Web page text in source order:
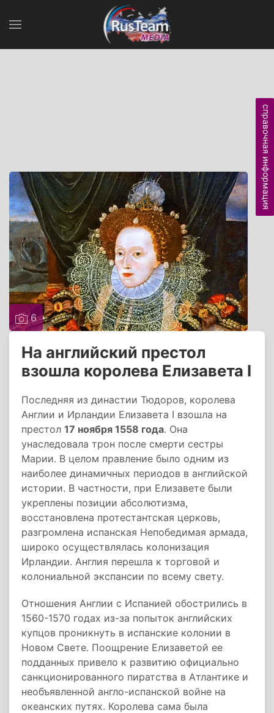
6
На английский престол
взошла королева Елизавета I
Последняя из династии Тюдоров, королева
Англии и Ирландии Елизавета I взошла на
престол 17 ноября 1558 года. Она
унаследовала трон после смерти сестры
Марии. В целом правление было одним из
наиболее динамичных периодов в английской
истории. В частности, при Елизавете были
укреплены позиции абсолютизма,
восстановлена протестантская церковь,
разгромлена испанская Непобедимая армада,
широко осуществлялась колонизация
Ирландии. Англия перешла к торговой и
колониальной экспансии по всему свету.
Отношения Англии с Испанией обострились в
1560-1570 годах из-за попыток английских
купцов проникнуть в испанские колонии в
Новом Свете. Поощрение Елизаветой ее
подданных привело к развитию официально
санкционированного пиратства в Атлантике и
необъявленной англо-испанской войне на
океанских путях. Королева сама была
справочная информация